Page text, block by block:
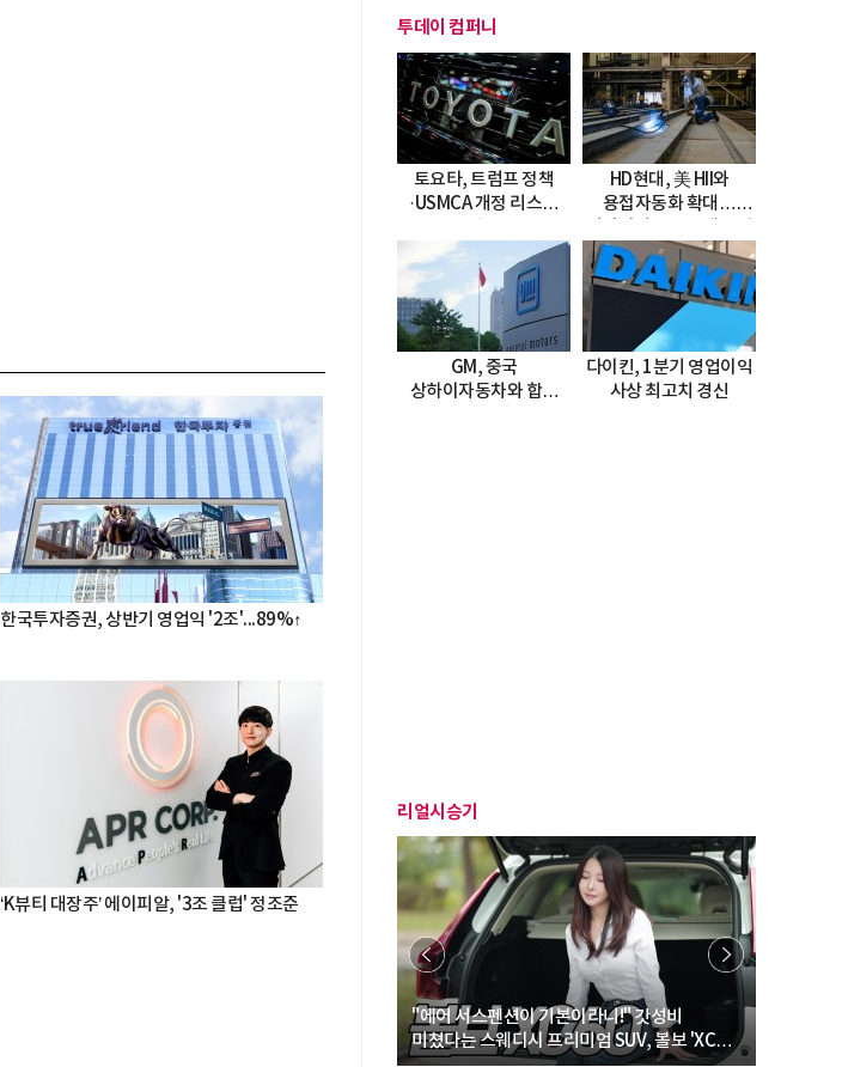
한국투자증권, 상반기 영업익 '2조'...89%↑
‘K뷰티 대장주’ 에이피알, '3조 클럽' 정조준
투데이 컴퍼니
토요타, 트럼프 정책
·USMCA 개정 리스크
HD현대, 美 HII와
용접자동화 확대…
도입
GM, 중국
상하이자동차와 합작
다이킨, 1분기 영업이익
사상 최고치 경신
리얼시승기
"에어 서스펜션이 기본이라니!" 갓성비
미쳤다는 스웨디시 프리미엄 SUV, 볼보 'XC60